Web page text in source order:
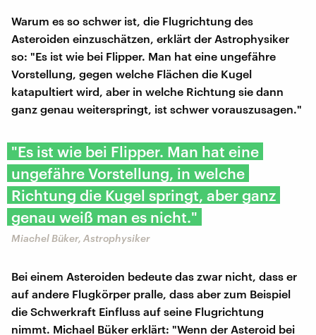
Warum es so schwer ist, die Flugrichtung des
Asteroiden einzuschätzen, erklärt der Astrophysiker
so: "Es ist wie bei Flipper. Man hat eine ungefähre
Vorstellung, gegen welche Flächen die Kugel
katapultiert wird, aber in welche Richtung sie dann
ganz genau weiterspringt, ist schwer vorauszusagen."
"Es ist wie bei Flipper. Man hat eine
ungefähre Vorstellung, in welche
Richtung die Kugel springt, aber ganz
genau weiß man es nicht."
Miachel Büker, Astrophysiker
Bei einem Asteroiden bedeute das zwar nicht, dass er
auf andere Flugkörper pralle, dass aber zum Beispiel
die Schwerkraft Einfluss auf seine Flugrichtung
nimmt. Michael Büker erklärt: "Wenn der Asteroid bei